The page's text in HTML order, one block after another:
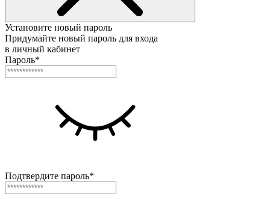
Установите новый пароль
Придумайте новый пароль для входа
в личный кабинет
Пароль*
Подтвердите пароль*